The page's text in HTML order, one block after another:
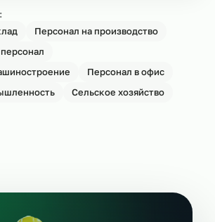
Персонал на производство
Персонал в офис
Сельское хозяйство